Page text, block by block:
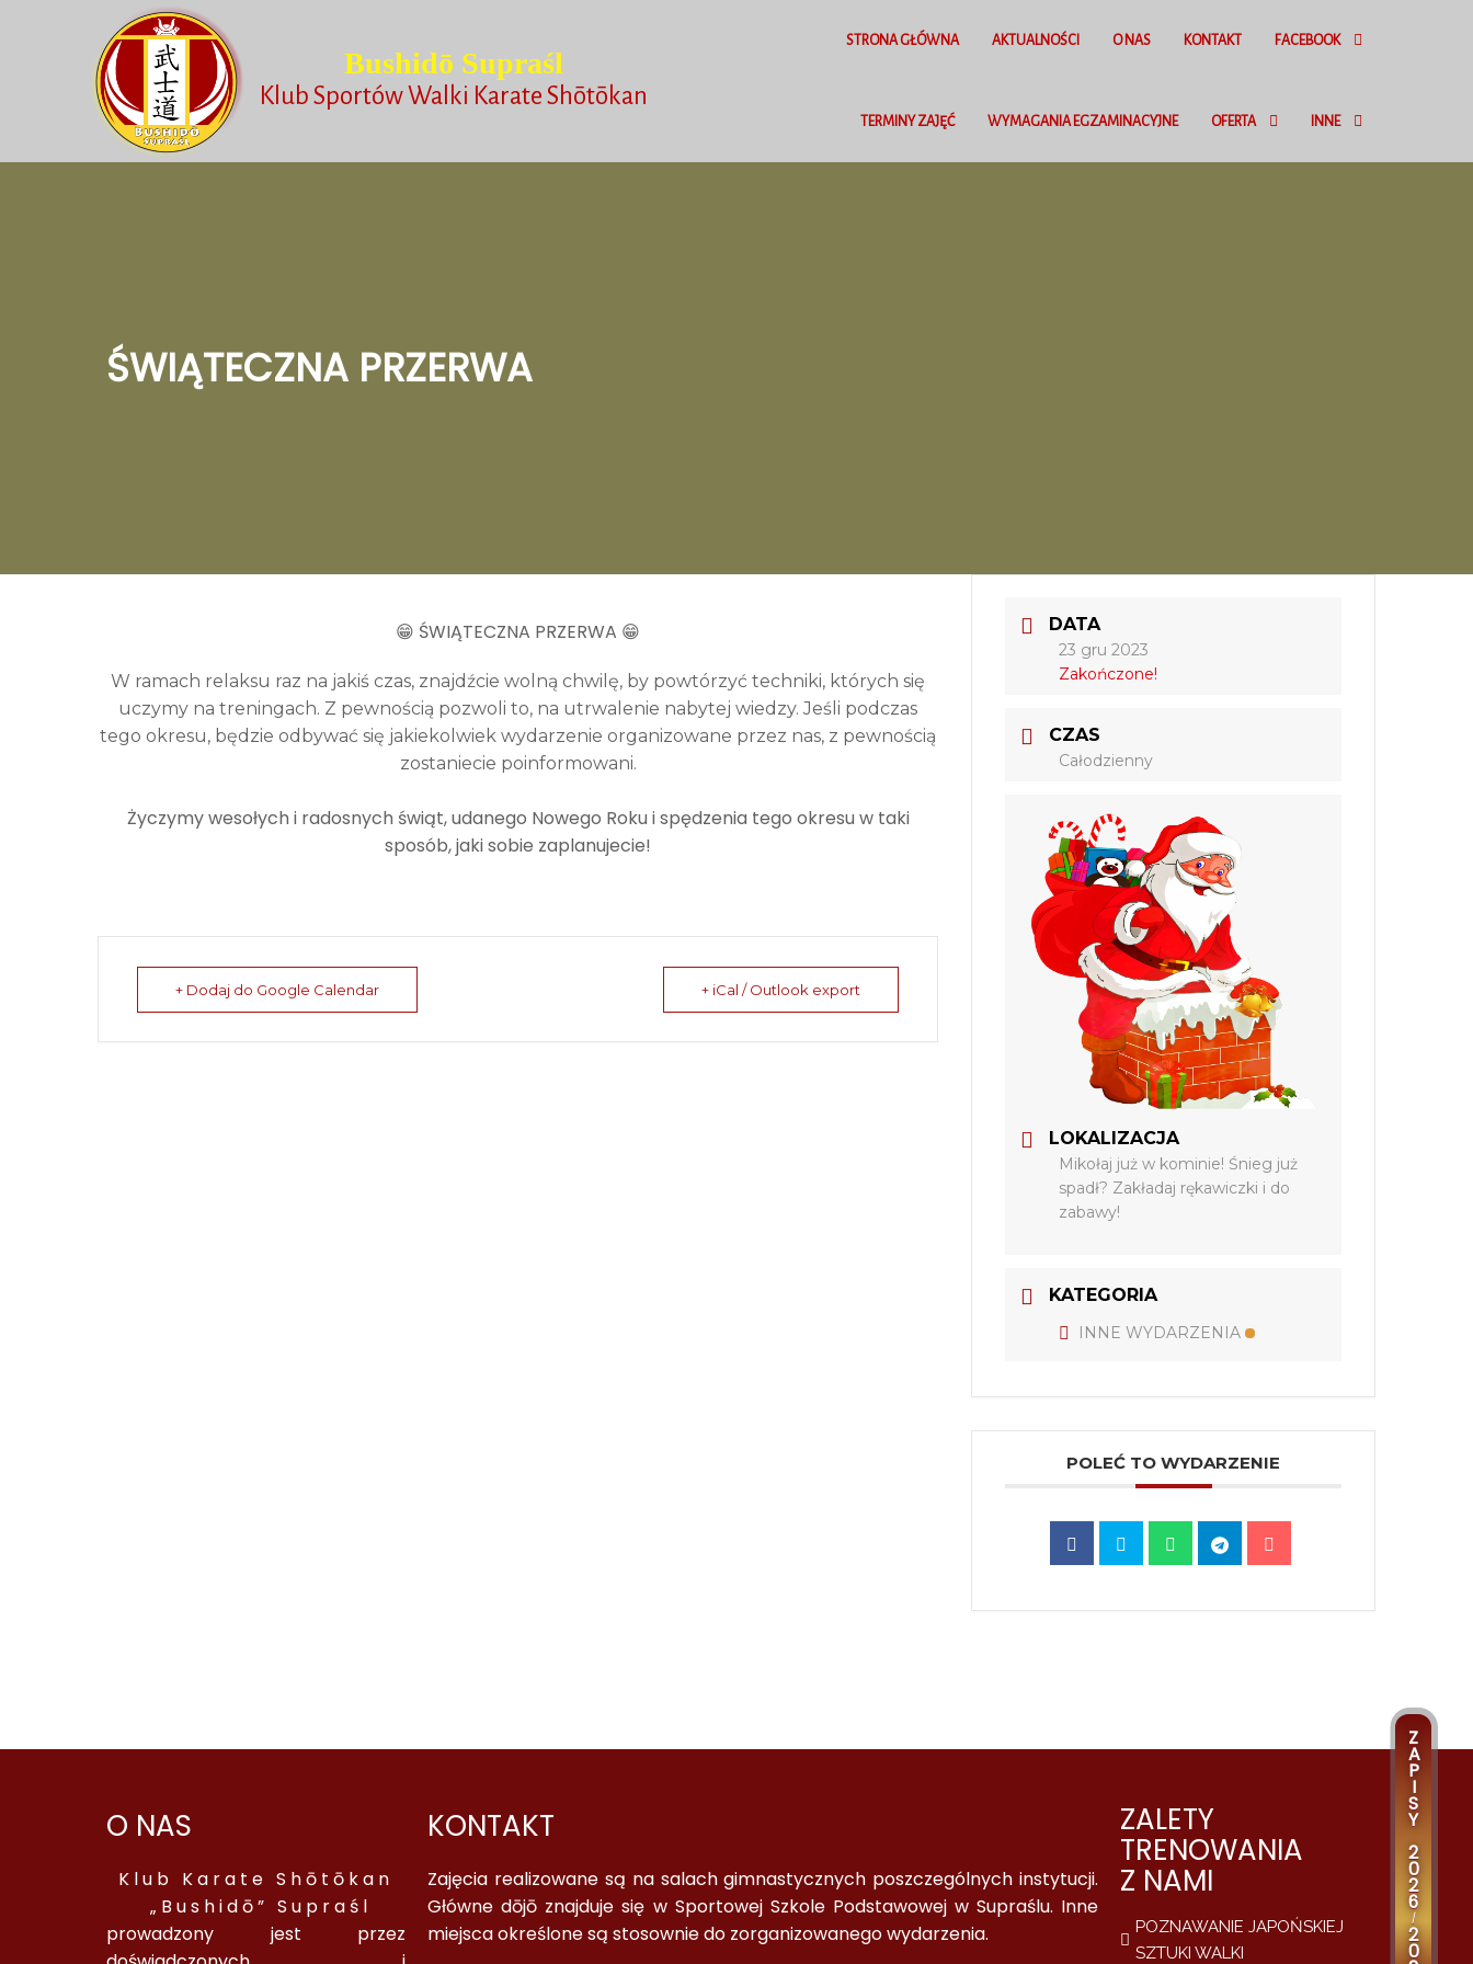
Z
A
P
I
S
Y
2
0
2
6
/
2
0
Bushidō Supraśl
Klub Sportów Walki Karate Shōtōkan
STRONA GŁÓWNA AKTUALNOŚCI O NAS KONTAKT FACEBOOK
TERMINY ZAJĘĆ WYMAGANIA EGZAMINACYJNE OFERTA INNE
ŚWIĄTECZNA PRZERWA
😁 ŚWIĄTECZNA PRZERWA 😁
W ramach relaksu raz na jakiś czas, znajdźcie wolną chwilę, by powtórzyć techniki, których się
uczymy na treningach. Z pewnością pozwoli to, na utrwalenie nabytej wiedzy. Jeśli podczas
tego okresu, będzie odbywać się jakiekolwiek wydarzenie organizowane przez nas, z pewnością
zostaniecie poinformowani.
Życzymy wesołych i radosnych świąt, udanego Nowego Roku i spędzenia tego okresu w taki
sposób, jaki sobie zaplanujecie!
+ Dodaj do Google Calendar + iCal / Outlook export
DATA
23 gru 2023
Zakończone!
CZAS
Całodzienny
LOKALIZACJA
Mikołaj już w kominie! Śnieg już
spadł? Zakładaj rękawiczki i do
zabawy!
KATEGORIA
INNE WYDARZENIA
POLEĆ TO WYDARZENIE
O NAS
Klub Karate Shōtōkan
„Bushidō” Supraśl
prowadzony jest przez
KONTAKT
Zajęcia realizowane są na salach gimnastycznych poszczególnych instytucji.
Główne dōjō znajduje się w Sportowej Szkole Podstawowej w Supraślu. Inne
miejsca określone są stosownie do zorganizowanego wydarzenia.
ZALETY
TRENOWANIA
Z NAMI
POZNAWANIE JAPOŃSKIEJ
SZTUKI WALKI